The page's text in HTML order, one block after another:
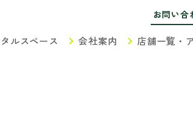
ルスペース 会社案内 店舗一覧・
お問い合